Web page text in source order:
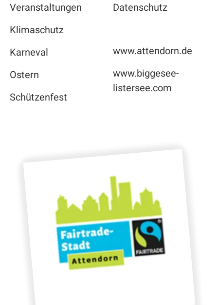
Veranstaltungen
Klimaschutz
Karneval
Ostern
Schützenfest
Datenschutz
www.attendorn.de
www.biggesee-
listersee.com